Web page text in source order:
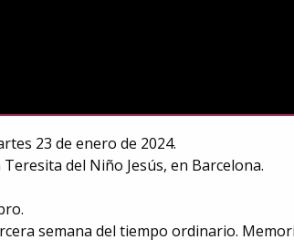
23 de enero de 2024.
del Niño Jesús, en Barcelona.
semana del tiempo ordinario.